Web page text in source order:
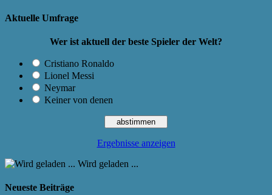
Aktuelle Umfrage
Wer ist aktuell der beste Spieler der Welt?
Cristiano Ronaldo
Lionel Messi
Neymar
Keiner von denen
Ergebnisse anzeigen
Wird geladen ...
Neueste Beiträge